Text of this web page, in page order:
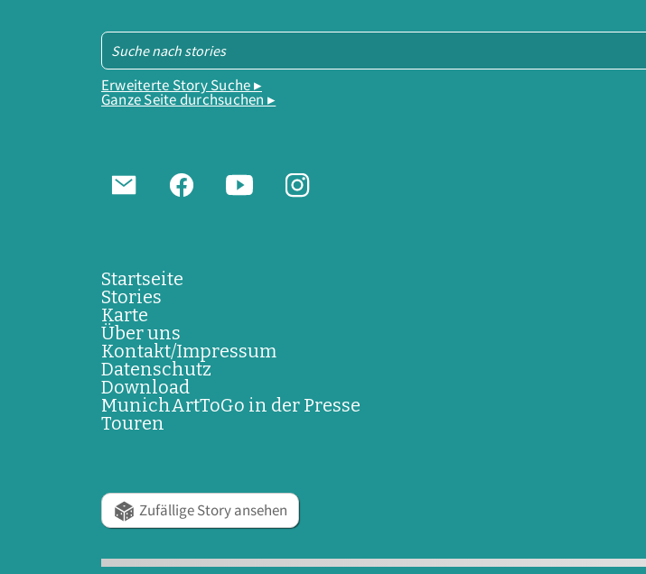
Erweiterte Story Suche ▸
Ganze Seite durchsuchen ▸
Startseite
Stories
Karte
Über uns
Kontakt/Impressum
Datenschutz
Download
MunichArtToGo in der Presse
Touren
Zufällige Story ansehen